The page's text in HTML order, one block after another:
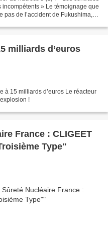
» Le témoignage que
pas de l’accident de Fukushima,
milliards d’euros
à 15 milliards d’euros Le réacteur
!
France : CLIGEET
Type"